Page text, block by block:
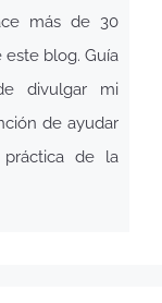
más de 30
este blog. Guía
divulgar mi
de ayudar
de la